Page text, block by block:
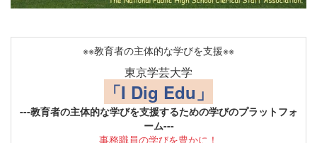
※※教育者の主体的な学びを支援※※
東京学芸大学
「I Dig Edu」
---教育者の主体的な学びを支援するための学びのプラットフォ
ーム---
事務職員の学びを豊かに！